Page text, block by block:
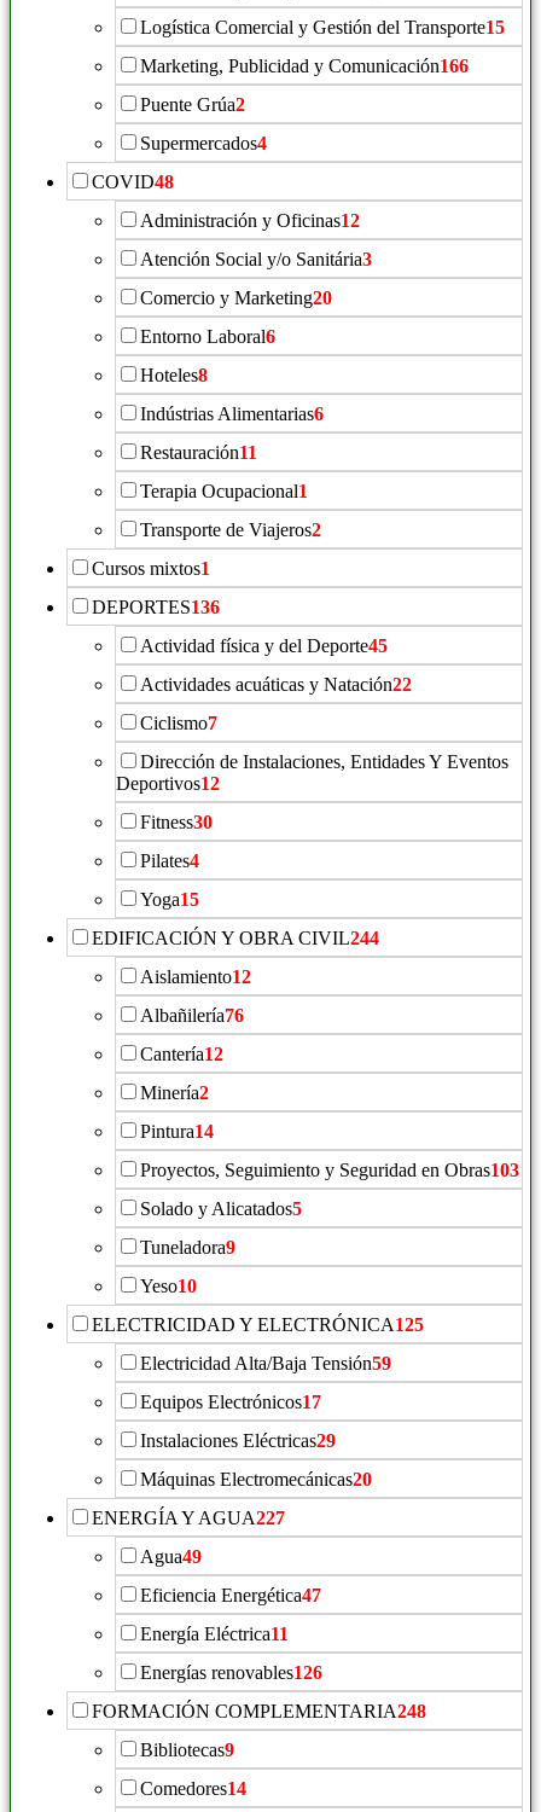
Logística Comercial y Gestión del Transporte15
Marketing, Publicidad y Comunicación166
Puente Grúa2
Supermercados4
COVID48
Administración y Oficinas12
Atención Social y/o Sanitária3
Comercio y Marketing20
Entorno Laboral6
Hoteles8
Indústrias Alimentarias6
Restauración11
Terapia Ocupacional1
Transporte de Viajeros2
Cursos mixtos1
DEPORTES136
Actividad física y del Deporte45
Actividades acuáticas y Natación22
Ciclismo7
Dirección de Instalaciones, Entidades Y Eventos
Deportivos12
Fitness30
Pilates4
Yoga15
EDIFICACIÓN Y OBRA CIVIL244
Aislamiento12
Albañilería76
Cantería12
Minería2
Pintura14
Proyectos, Seguimiento y Seguridad en Obras103
Solado y Alicatados5
Tuneladora9
Yeso10
ELECTRICIDAD Y ELECTRÓNICA125
Electricidad Alta/Baja Tensión59
Equipos Electrónicos17
Instalaciones Eléctricas29
Máquinas Electromecánicas20
ENERGÍA Y AGUA227
Agua49
Eficiencia Energética47
Energía Eléctrica11
Energías renovables126
FORMACIÓN COMPLEMENTARIA248
Bibliotecas9
Comedores14